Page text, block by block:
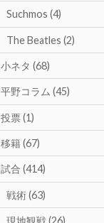
Suchmos (4)
The Beatles (2)
小ネタ(68)
平野コラム(45)
投票(1)
移籍(67)
試合(414)
戦術(63)